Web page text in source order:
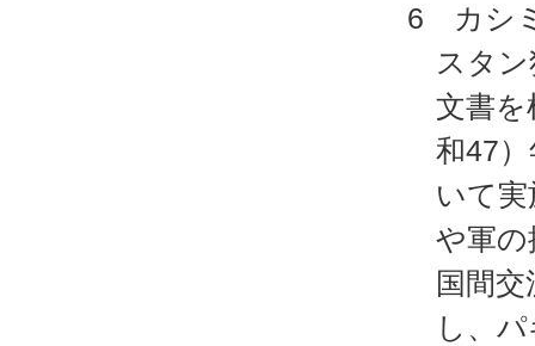
6 カシ
スタ
文書を
和47
いて
や軍
国間
し、